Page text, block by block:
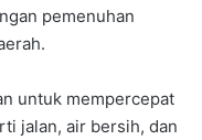
pemenuhan
untuk mempercepat
jalan, air bersih, dan